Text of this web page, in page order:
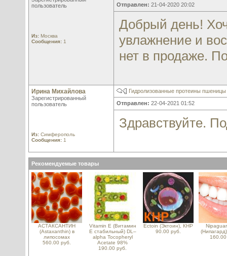
пользователь
Из: Москва
Сообщения: 1
Отправлен: 21-04-2020 20:02
Добрый день!
увлажнение и
нет в продаже.
Ирина Михайлова
Зарегистрированный
пользователь
Из: Симферополь
Сообщения: 1
Гидролизованные протеины пшеницы
Отправлен: 22-04-2021 01:52
Здравствуйте.
Рекомендуемые товары
АСТАКСАНТИН
(Astaxanthin) в
липосомах
560.00 руб.
Vitamin E (Витамин
E стабильный) DL–
alpha Tocopheryl
Acetate 98%
190.00 руб.
Ectoin (Эктоин), КНР
90.00 руб.